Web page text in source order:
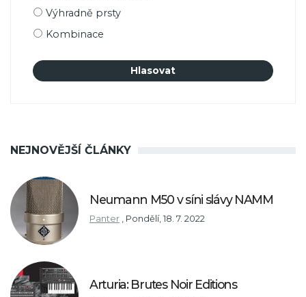
Výhradně prsty
Kombinace
NEJNOVĚJŠÍ ČLÁNKY
Neumann M50 v síni slávy NAMM
Panter Pondělí, 18. 7. 2022
Arturia: Brutes Noir Editions